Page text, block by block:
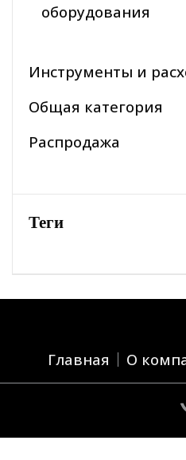
оборудования
Инструменты и
Общая категория
Распродажа
Теги
Главная О